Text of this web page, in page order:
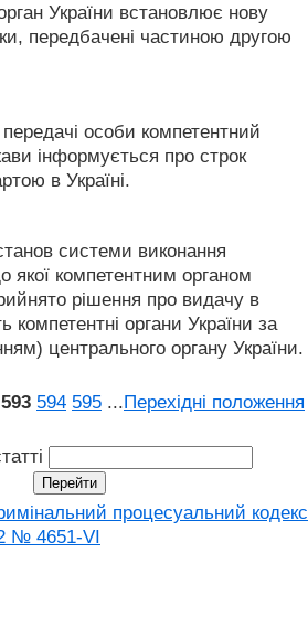
України встановлює нову
передбачені частиною другою
особи компетентний
інформується про строк
в Україні.
системи виконання
якої компетентним органом
рішення про видачу в
компетентні органи України за
центрального органу України.
593 594 595 ...Перехідні положення
процесуальний кодекс
№ 4651-VI